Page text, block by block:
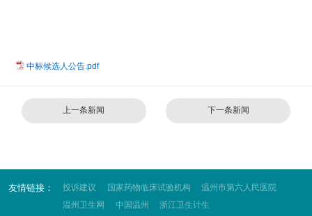
中标候选人公告.pdf
上一条新闻 下一条新闻
友情链接： 投诉建议 国家药物临床试验机构
温州市第六人民医院
温州卫生网
中国温州
浙江卫生计生